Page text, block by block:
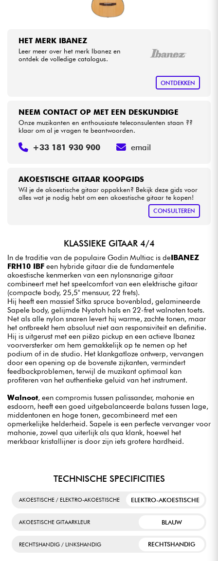
Bekijk onze merken
HET MERK IBANEZ
Leer meer over het merk Ibanez en
ontdek de volledige catalogus.
ONTDEKKEN
AKOESTISCHE GITAAR KOOPGIDS
Wil je de akoestische gitaar oppakken? Bekijk deze gids voor
alles wat je nodig hebt om een akoestische gitaar te kopen!
CONSULTEREN
NEEM CONTACT OP MET EEN DESKUNDIGE
Onze muzikanten en enthousiaste teleconsulenten staan ??
klaar om al je vragen te beantwoorden.
+33 181 930 900 email
KLASSIEKE GITAAR 4/4
In de traditie van de populaire Godin Multiac is deIBANEZ
FRH10 IBF een hybride gitaar die de fundamentele
akoestische kenmerken van een nylonsnarige gitaar
combineert met het speelcomfort van een elektrische gitaar
(compacte body, 25,5" mensuur, 22 frets).
Hij heeft een massief Sitka spruce bovenblad, gelamineerde
Sapele body, gelijmde Nyatoh hals en 22-fret walnoten toets.
Net als alle nylon snaren levert hij warme, zachte tonen, maar
het ontbreekt hem absoluut niet aan responsiviteit en definitie.
Hij is uitgerust met een piëzo pickup en een actieve Ibanez
voorversterker om hem gemakkelijk op te nemen op het
podium of in de studio. Het klankgatloze ontwerp, vervangen
door een opening op de bovenste zijkanten, vermindert
feedbackproblemen, terwijl de muzikant optimaal kan
profiteren van het authentieke geluid van het instrument.
Walnoot, een compromis tussen palissander, mahonie en
esdoorn, heeft een goed uitgebalanceerde balans tussen lage,
middentonen en hoge tonen, gecombineerd met een
opmerkelijke helderheid. Sapele is een perfecte vervanger voor
mahonie, zowel qua uiterlijk als qua klank, hoewel het
merkbaar kristallijner is door zijn iets grotere hardheid.
TECHNISCHE SPECIFICITIES
AKOESTISCHE / ELEKTRO-AKOESTISCHE ELEKTRO-AKOESTISCHE
AKOESTISCHE GITAARKLEUR BLAUW
RECHTSHANDIG / LINKSHANDIG RECHTSHANDIG